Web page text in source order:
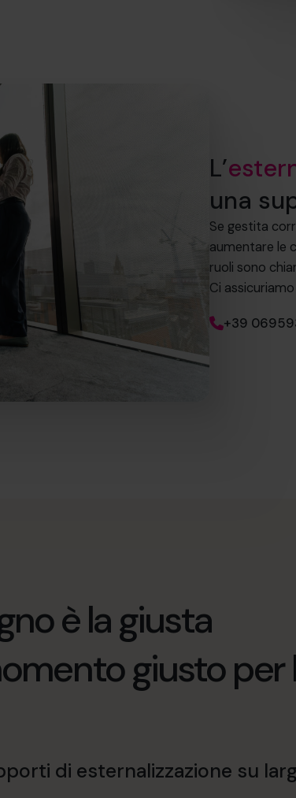
L’
una
Se gestita
aumentare le
ruoli sono
Ci
+39
è la giusta
giusto per
di esternalizzazione su